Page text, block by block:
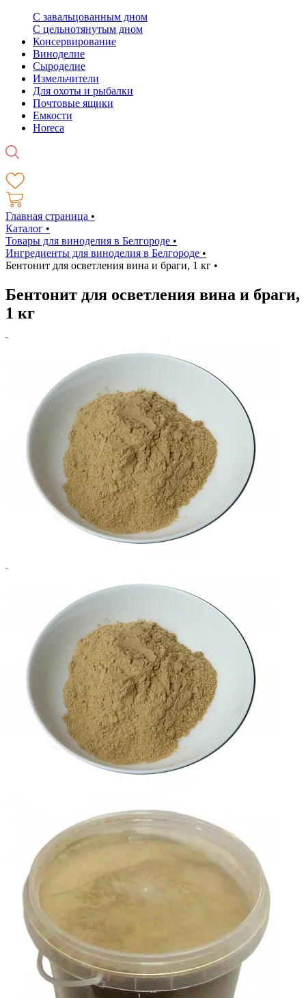
С завальцованным дном
С цельнотянутым дном
Консервирование
Виноделие
Сыроделие
Измельчители
Для охоты и рыбалки
Почтовые ящики
Емкости
Horeca
Главная страница •
Каталог •
Товары для виноделия в Белгороде •
Ингредиенты для виноделия в Белгороде •
Бентонит для осветления вина и браги, 1 кг •
Бентонит для осветления вина и браги,
1 кг